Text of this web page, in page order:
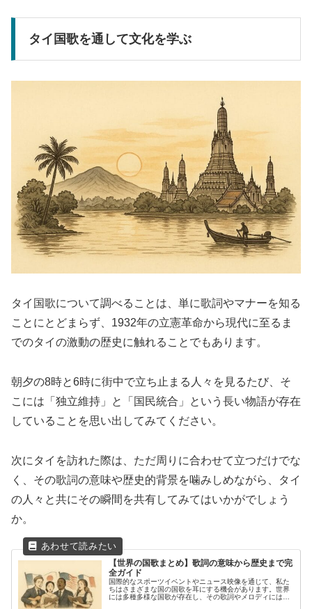
タイ国歌を通して文化を学ぶ
タイ国歌について調べることは、単に歌詞やマナーを知る
ことにとどまらず、1932年の立憲革命から現代に至るま
でのタイの激動の歴史に触れることでもあります。
朝夕の8時と6時に街中で立ち止まる人々を見るたび、そ
こには「独立維持」と「国民統合」という長い物語が存在
していることを思い出してみてください。
次にタイを訪れた際は、ただ周りに合わせて立つだけでな
く、その歌詞の意味や歴史的背景を噛みしめながら、タイ
の人々と共にその瞬間を共有してみてはいかがでしょう
か。
【世界の国歌まとめ】歌詞の意味から歴史まで完
全ガイド
国際的なスポーツイベントやニュース映像を通じて、私た
ちはさまざまな国の国歌を耳にする機会があります。世界
には多種多様な国歌が存在し、その歌詞やメロディには各